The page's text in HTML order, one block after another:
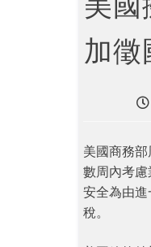
加徵
美國商務
數周內考
安全為由
稅。